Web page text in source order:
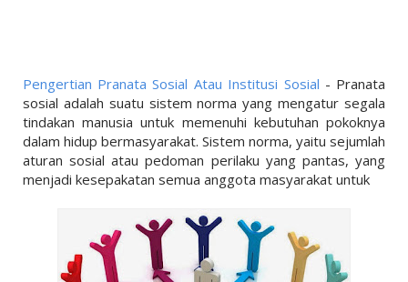
EKONOMI
OLAHRAGA
SOSIAL
Pengertian Pranata Sosial Atau Institusi Sosial - Pranata
sosial adalah suatu sistem norma yang mengatur segala
tindakan manusia untuk memenuhi kebutuhan pokoknya
dalam hidup bermasyarakat. Sistem norma, yaitu sejumlah
aturan sosial atau pedoman perilaku yang pantas, yang
menjadi kesepakatan semua anggota masyarakat untuk